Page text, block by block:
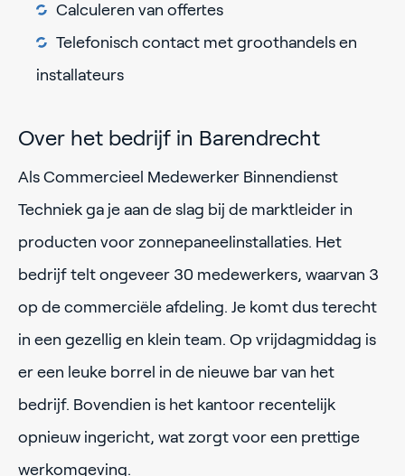
Calculeren van offertes
Telefonisch contact met groothandels en
installateurs
Over het bedrijf in Barendrecht
Als Commercieel Medewerker Binnendienst
Techniek ga je aan de slag bij de marktleider in
producten voor zonnepaneelinstallaties. Het
bedrijf telt ongeveer 30 medewerkers, waarvan 3
op de commerciële afdeling. Je komt dus terecht
in een gezellig en klein team. Op vrijdagmiddag is
er een leuke borrel in de nieuwe bar van het
bedrijf. Bovendien is het kantoor recentelijk
opnieuw ingericht, wat zorgt voor een prettige
werkomgeving.